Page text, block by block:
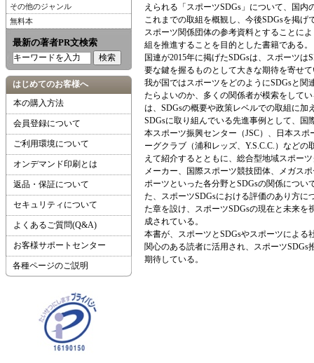
その他のジャンル
無料本
最新の著者PR文検索
はじめてのお客様へ
本の購入方法
会員登録について
ご利用環境について
オンデマンド印刷とは
返品・保証について
セキュリティについて
よくあるご質問(Q&A)
お客様サポートセンター
各種ページのご説明
えられる「スポーツSDGs」について、国内
これまでの取組を概観し、今後SDGsを掲げ
スポーツ関係団体の参考資料とすることに
組を推進することを目的とした書籍である。
国連が2015年に掲げたSDGsは、スポーツは
要な鍵を握るものとして大きな期待を寄せ
我が国ではスポーツをどのようにSDGsと関
たらよいのか、多くの関係者が模索をして
は、SDGsの概要や政策レベルでの取組に加
SDGsに取り組んでいる先進事例として、国
本スポーツ振興センター（JSC）、日本スポ
ーグクラブ（浦和レッズ、Y.S.C.C.）などの
えて紹介するとともに、総合型地域スポー
メーカー、国際スポーツ競技団体、メガス
ポーツといった各分野とSDGsの関係につい
た、スポーツSDGsにおける評価のあり方に
た章を設け、スポーツSDGsの現在と未来を
成されている。
本書が、スポーツとSDGsやスポーツによる
関心のある読者に活用され、スポーツSDGs
期待している。